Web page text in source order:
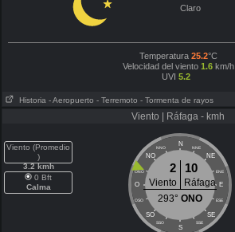
Claro
Temperatura 25.2°C
Velocidad del viento 1.6km/h
UVI 5.2
Historia - Aeropuerto - Terremoto - Tormenta de rayos
Viento | Ráfaga - kmh
Viento (Promedio
)
3.2 kmh
0 Bft
Calma
N
NNO NNE
NO NE
ONO ENE
O E
OSO ESE
SO SE
SSO SSE
S
2 10
Viento
Ráfaga
293° ONO